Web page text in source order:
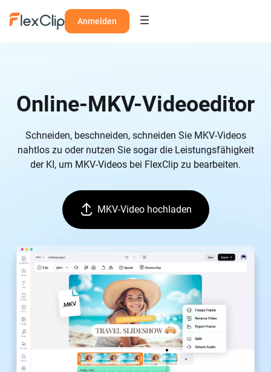
Anmelden
Online-MKV-Videoeditor
Schneiden, beschneiden, schneiden Sie MKV-Videos
nahtlos zu oder nutzen Sie sogar die Leistungsfähigkeit
der KI, um MKV-Videos bei FlexClip zu bearbeiten.
MKV-Video hochladen